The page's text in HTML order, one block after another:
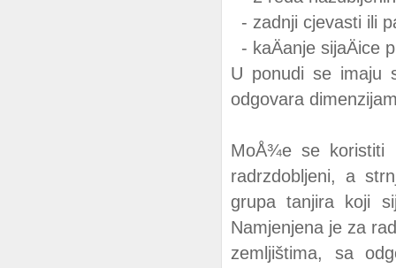
- zadnji cjevasti ili
- kaÄanje sijaÄice
U ponudi se imaju
odgovara
MoÅ¾e se koristiti
radrzdobljeni, a
grupa tanjira koji
Namjenjena je za
zemljištima, sa